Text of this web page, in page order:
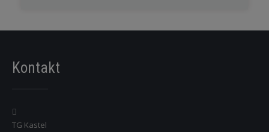
Kontakt
TG Kastel